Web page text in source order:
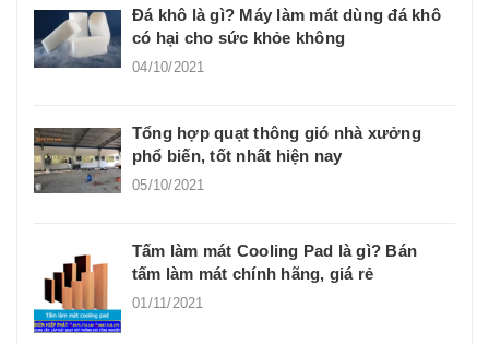
Đá khô là gì? Máy làm mát dùng đá khô
có hại cho sức khỏe không
04/10/2021
Tổng hợp quạt thông gió nhà xưởng
phổ biến, tốt nhất hiện nay
05/10/2021
Tấm làm mát Cooling Pad là gì? Bán
tấm làm mát chính hãng, giá rẻ
01/11/2021